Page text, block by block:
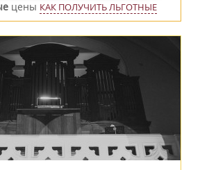
цены КАК ПОЛУЧИТЬ ЛЬГОТНЫЕ